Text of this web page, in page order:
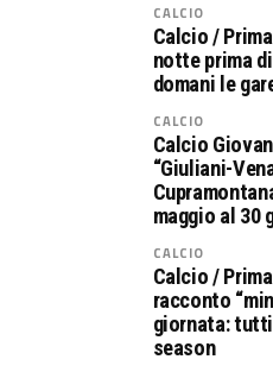
CALCIO
Calcio /
notte prima
domani le
CALCIO
Calcio
“Giuliani-
maggio al 30
CALCIO
Calcio /
racconto
giornata:
season